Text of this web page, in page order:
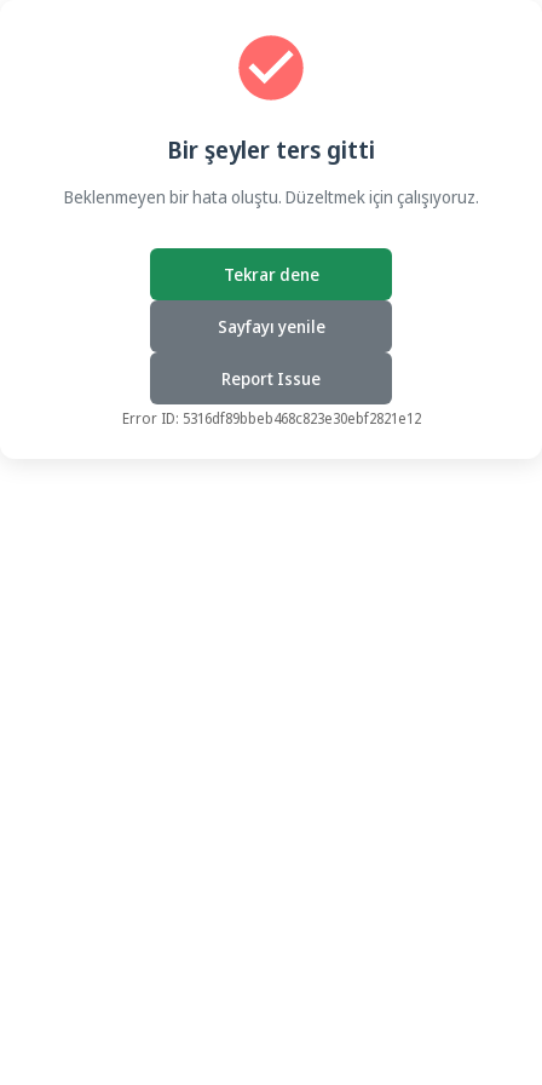
Bir şeyler ters gitti
Beklenmeyen bir hata oluştu. Düzeltmek için çalışıyoruz.
Tekrar dene
Sayfayı yenile
Report Issue
Error ID: 5316df89bbeb468c823e30ebf2821e12